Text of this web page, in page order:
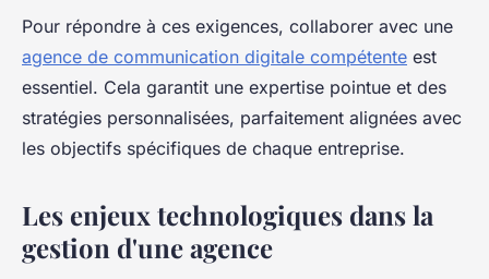
Pour répondre à ces exigences, collaborer avec une
agence de communication digitale compétente est
essentiel. Cela garantit une expertise pointue et des
stratégies personnalisées, parfaitement alignées avec
les objectifs spécifiques de chaque entreprise.
Les enjeux technologiques dans la
gestion d'une agence